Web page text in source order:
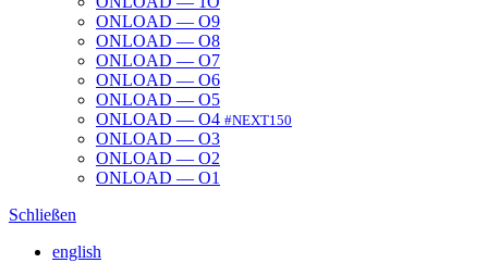
ONLOAD — O9
ONLOAD — O8
ONLOAD — O7
ONLOAD — O6
ONLOAD — O5
ONLOAD — O4 #NEXT150
ONLOAD — O3
ONLOAD — O2
ONLOAD — O1
Schließen
english